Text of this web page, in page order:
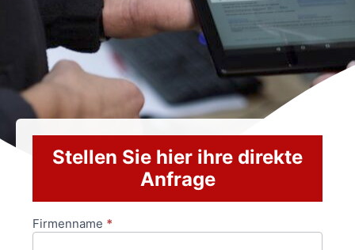
Stellen Sie hier ihre direkte
Anfrage
Anfrageformular
Firmenname *